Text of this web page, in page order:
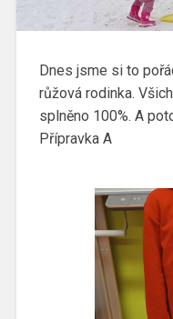
Dnes jsme si to
růžová rodinka.
splněno 100%. A
Přípravka A